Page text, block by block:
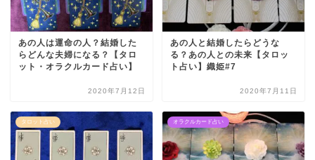
あの人は運命の人？結婚した
らどんな夫婦になる？【タロ
ット・オラクルカード占い】
2020年7月12日
あの人と結婚したらどうな
る？あの人との未来【タロッ
ト占い】織姫#7
2020年7月11日
タロット占い オラクルカード占い